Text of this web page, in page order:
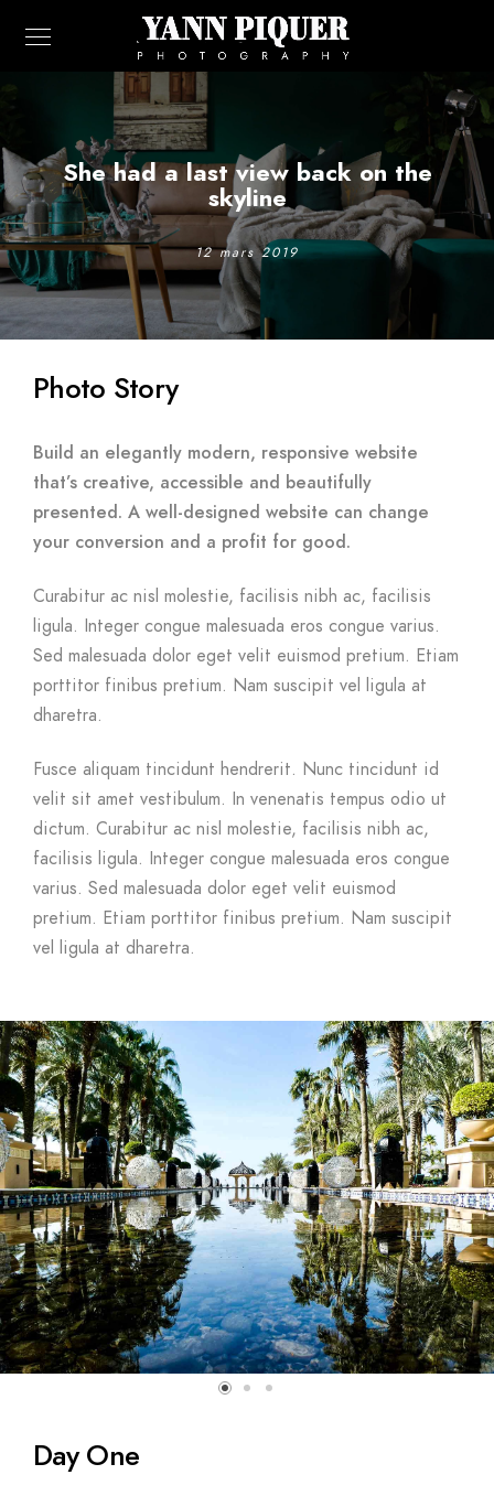
She had a last view back on the
skyline
12 mars 2019
Photo Story
Build an elegantly modern, responsive website
that’s creative, accessible and beautifully
presented. A well-designed website can change
your conversion and a profit for good.
Curabitur ac nisl molestie, facilisis nibh ac, facilisis
ligula. Integer congue malesuada eros congue varius.
Sed malesuada dolor eget velit euismod pretium. Etiam
porttitor finibus pretium. Nam suscipit vel ligula at
dharetra.
Fusce aliquam tincidunt hendrerit. Nunc tincidunt id
velit sit amet vestibulum. In venenatis tempus odio ut
dictum. Curabitur ac nisl molestie, facilisis nibh ac,
facilisis ligula. Integer congue malesuada eros congue
varius. Sed malesuada dolor eget velit euismod
pretium. Etiam porttitor finibus pretium. Nam suscipit
vel ligula at dharetra.
Day One